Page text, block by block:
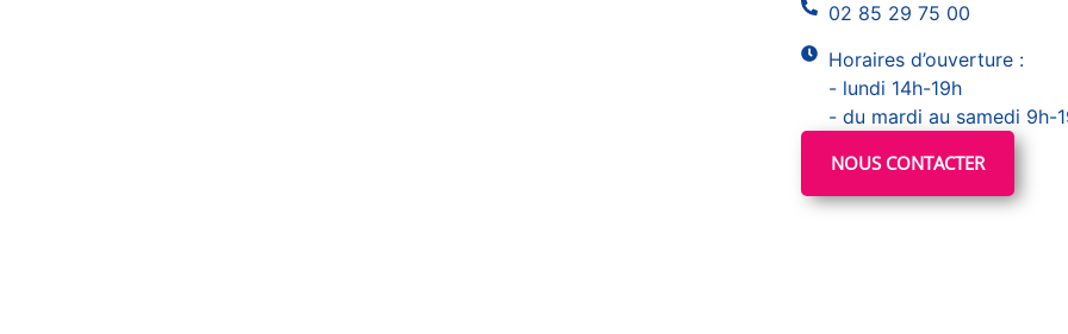
02 85 29 75 00
Horaires d’ouverture :
- lundi 14h-19h
- du mardi au samedi 9h-
NOUS CONTACTER